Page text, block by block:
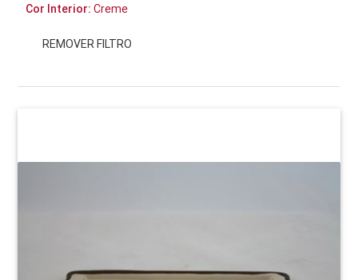
Cor Interior: Creme
REMOVER FILTRO